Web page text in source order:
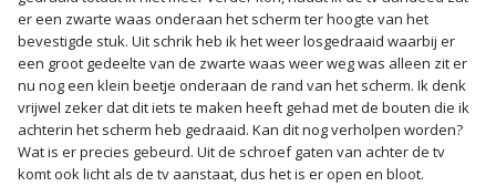
er een zwarte waas onderaan het scherm ter hoogte van het
bevestigde stuk. Uit schrik heb ik het weer losgedraaid waarbij er
een groot gedeelte van de zwarte waas weer weg was alleen zit er
nu nog een klein beetje onderaan de rand van het scherm. Ik denk
vrijwel zeker dat dit iets te maken heeft gehad met de bouten die ik
achterin het scherm heb gedraaid. Kan dit nog verholpen worden?
Wat is er precies gebeurd. Uit de schroef gaten van achter de tv
komt ook licht als de tv aanstaat, dus het is er open en bloot.